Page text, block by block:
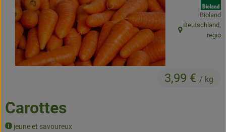
Produits de boulangerie
Produits naturels
Boissons
Carottes
jeune et savoureux
3,99 € / kg
Bioland
, Origine:
Deutschland,
regio